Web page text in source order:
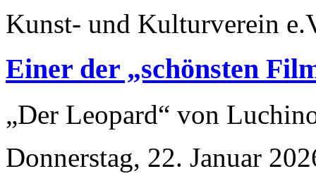
Kunst- und Kulturverein
Einer der „schönsten
„Der Leopard“ von
Donnerstag, 22. Januar